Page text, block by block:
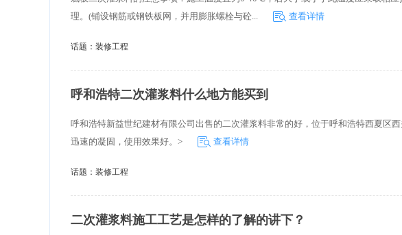
理。(铺设钢筋或钢铁板网，并用膨胀螺栓与砼...
查看详情
话题： 装修工程
呼和浩特二次灌浆料什么地方能买到
呼和浩特新益世纪建材有限公司出售的二次灌浆料非常的好，位于呼和浩特西夏区
迅速的凝固，使用效果好。>
查看详情
话题： 装修工程
二次灌浆料施工工艺是怎样的了解的讲下？